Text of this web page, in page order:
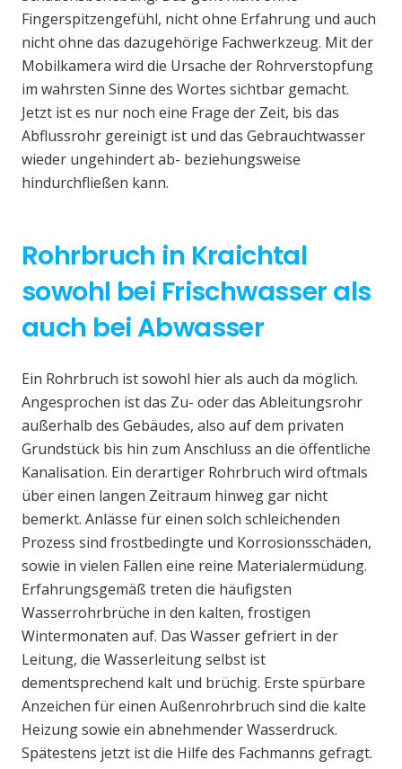
Fingerspitzengefühl, nicht ohne Erfahrung und auch
nicht ohne das dazugehörige Fachwerkzeug. Mit der
Mobilkamera wird die Ursache der Rohrverstopfung
im wahrsten Sinne des Wortes sichtbar gemacht.
Jetzt ist es nur noch eine Frage der Zeit, bis das
Abflussrohr gereinigt ist und das Gebrauchtwasser
wieder ungehindert ab- beziehungsweise
hindurchfließen kann.
Rohrbruch in Kraichtal
sowohl bei Frischwasser als
auch bei Abwasser
Ein Rohrbruch ist sowohl hier als auch da möglich.
Angesprochen ist das Zu- oder das Ableitungsrohr
außerhalb des Gebäudes, also auf dem privaten
Grundstück bis hin zum Anschluss an die öffentliche
Kanalisation. Ein derartiger Rohrbruch wird oftmals
über einen langen Zeitraum hinweg gar nicht
bemerkt. Anlässe für einen solch schleichenden
Prozess sind frostbedingte und Korrosionsschäden,
sowie in vielen Fällen eine reine Materialermüdung.
Erfahrungsgemäß treten die häufigsten
Wasserrohrbrüche in den kalten, frostigen
Wintermonaten auf. Das Wasser gefriert in der
Leitung, die Wasserleitung selbst ist
dementsprechend kalt und brüchig. Erste spürbare
Anzeichen für einen Außenrohrbruch sind die kalte
Heizung sowie ein abnehmender Wasserdruck.
Spätestens jetzt ist die Hilfe des Fachmanns gefragt.